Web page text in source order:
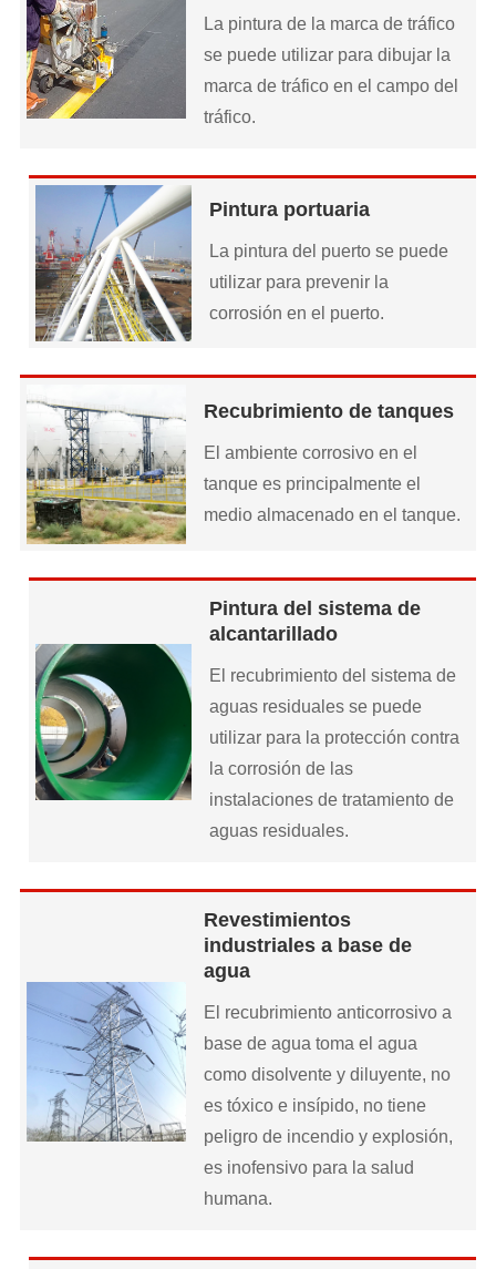
La pintura de la marca de tráfico
se puede utilizar para dibujar la
marca de tráfico en el campo del
tráfico.
Pintura portuaria
La pintura del puerto se puede
utilizar para prevenir la
corrosión en el puerto.
Recubrimiento de tanques
El ambiente corrosivo en el
tanque es principalmente el
medio almacenado en el tanque.
Pintura del sistema de
alcantarillado
El recubrimiento del sistema de
aguas residuales se puede
utilizar para la protección contra
la corrosión de las
instalaciones de tratamiento de
aguas residuales.
Revestimientos
industriales a base de
agua
El recubrimiento anticorrosivo a
base de agua toma el agua
como disolvente y diluyente, no
es tóxico e insípido, no tiene
peligro de incendio y explosión,
es inofensivo para la salud
humana.